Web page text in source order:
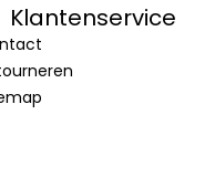
Klantenservice